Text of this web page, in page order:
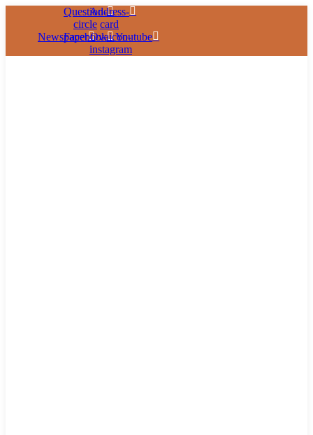
Question-
circle
Address-
card
Newspaper
FacebookOvaicon-
instagram
Youtube